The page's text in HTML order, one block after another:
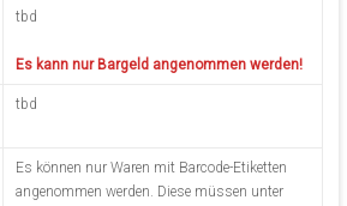
tbd
Es kann nur Bargeld angenommen werden!
tbd
Es können nur Waren mit Barcode-Etiketten
angenommen werden. Diese müssen unter